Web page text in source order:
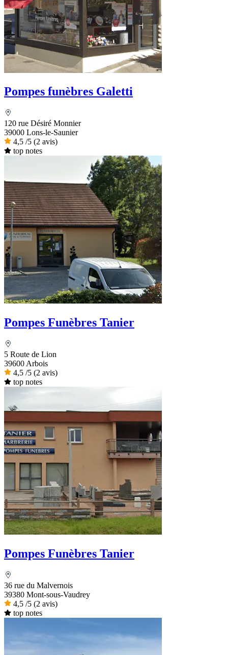
Pompes funèbres Galetti
120 rue Désiré Monnier
39000 Lons-le-Saunier
4,5 /5 (2 avis)
top notes
Pompes Funèbres Tanier
5 Route de Lion
39600 Arbois
4,5 /5 (2 avis)
top notes
Pompes Funèbres Tanier
36 rue du Malvernois
39380 Mont-sous-Vaudrey
4,5 /5 (2 avis)
top notes